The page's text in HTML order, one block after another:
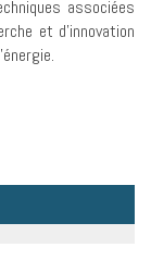
associées
et d’innovation